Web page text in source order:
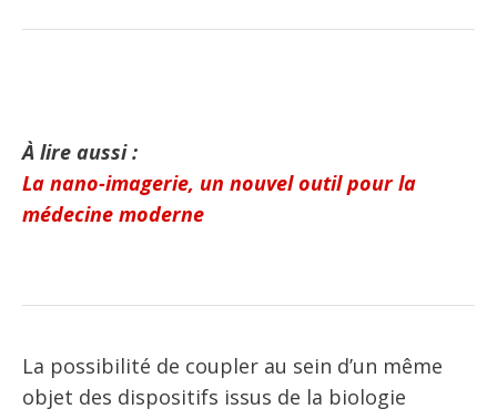
À lire aussi :
La nano-imagerie, un nouvel outil pour la
médecine moderne
La possibilité de coupler au sein d’un même
objet des dispositifs issus de la biologie